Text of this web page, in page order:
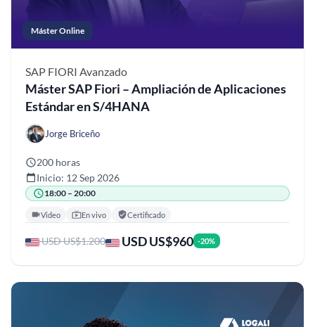
Máster Online
SAP FIORI Avanzado
Máster SAP Fiori – Ampliación de Aplicaciones
Estándar en S/4HANA
Jorge Briceño
200 horas
Inicio: 12 Sep 2026
18:00 – 20:00
Video En vivo Certificado
USD US$1.200 USD US$960 -20%